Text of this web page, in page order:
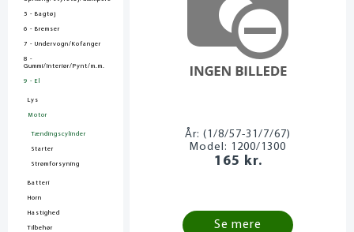
5 - Bagtøj
6 - Bremser
7 - Undervogn/Kofanger
8 -
Gummi/Interiør/Pynt/m.m.
9 - El
Lys
Motor
Tændingscylinder
Starter
Strømforsyning
Batteri
Horn
Hastighed
Tilbehør
År:(1/8/57-31/7/67)
Model: 1200/1300
165 kr.
Se mere